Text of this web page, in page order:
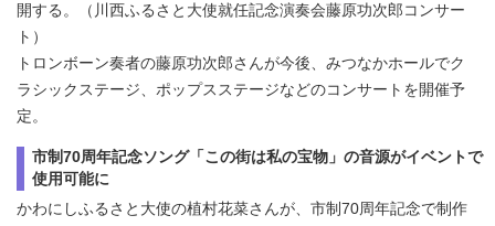
開する。（川西ふるさと大使就任記念演奏会藤原功次郎コンサー
ト）
トロンボーン奏者の藤原功次郎さんが今後、みつなかホールでク
ラシックステージ、ポップスステージなどのコンサートを開催予
定。
市制70周年記念ソング「この街は私の宝物」の音源がイベントで
使用可能に
かわにしふるさと大使の植村花菜さんが、市制70周年記念で制作